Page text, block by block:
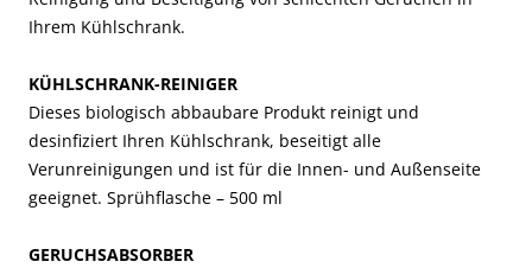
Ihrem Kühlschrank.
KÜHLSCHRANK-REINIGER
Dieses biologisch abbaubare Produkt reinigt und
desinfiziert Ihren Kühlschrank, beseitigt alle
Verunreinigungen und ist für die Innen- und Außenseite
geeignet. Sprühflasche – 500 ml
GERUCHSABSORBER